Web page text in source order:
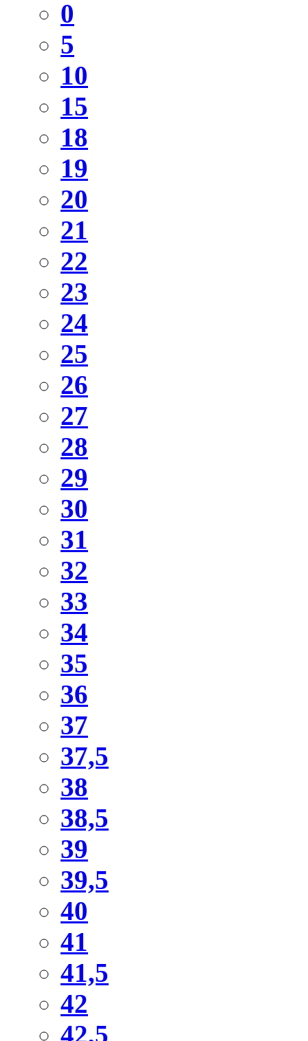
0
5
10
15
18
19
20
21
22
23
24
25
26
27
28
29
30
31
32
33
34
35
36
37
37,5
38
38,5
39
39,5
40
41
41,5
42
42,5